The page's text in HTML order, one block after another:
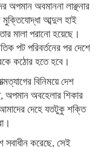
অপমান অবমাননা লাঞ্ছনার
মুক্তিযোদ্ধা আব্দুল হাই
মালা পরানো হয়েছে।
পট পরিবর্তনের পর দেশে
কঠোর হতে হবে।
বিনিময়ে দেশ
অপমান অবহেলার শিকার
দেহে যতটুকু শক্তি
স্বাধীন করেছে, সেই